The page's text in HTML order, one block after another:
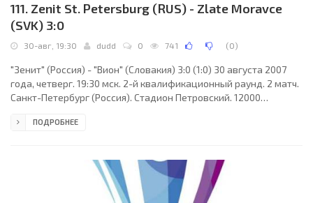
111. Zenit St. Petersburg (RUS) - Zlate Moravce
(SVK) 3:0
30-авг, 19:30 dudd 0 741 (0)
"Зенит" (Россия) - "Вион" (Словакия) 3:0 (1:0) 30 августа 2007
года, четверг. 19:30 мск. 2-й квалификационный раунд. 2 матч.
Санкт-Петербург (Россия). Стадион Петровский. 12000
(Голландия), Кун Дросте (Голландия), Патрик Лангкамп
Хаген, Николас Ломбартс, Алексей Ионов, Анатолий Тимощук
(к) (Владислав Радимов, 46), Константин
ПОДРОБНЕЕ